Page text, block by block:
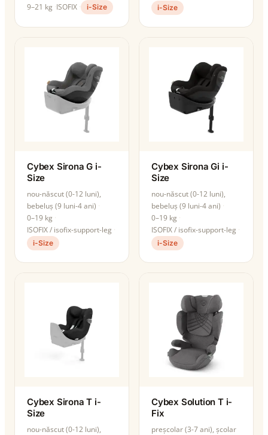
9–21 kg ISOFIX i-Size i-Size
Cybex Sirona G i-
Size
nou-născut (0-12 luni),
bebeluș (9 luni-4 ani)
0–19 kg
ISOFIX / isofix-support-leg
i-Size
Cybex Sirona Gi i-
Size
nou-născut (0-12 luni),
bebeluș (9 luni-4 ani)
0–19 kg
ISOFIX / isofix-support-leg
i-Size
Cybex Sirona T i-
Size
nou-născut (0-12 luni),
Cybex Solution T i-
Fix
preșcolar (3-7 ani), școlar